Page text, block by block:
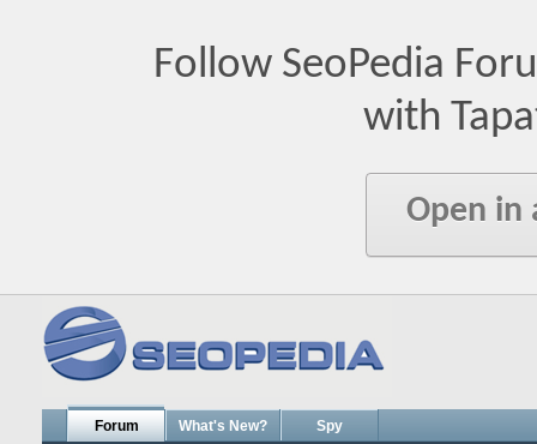
Follow SeoPedia
with
Open in
Forum What's New? Spy